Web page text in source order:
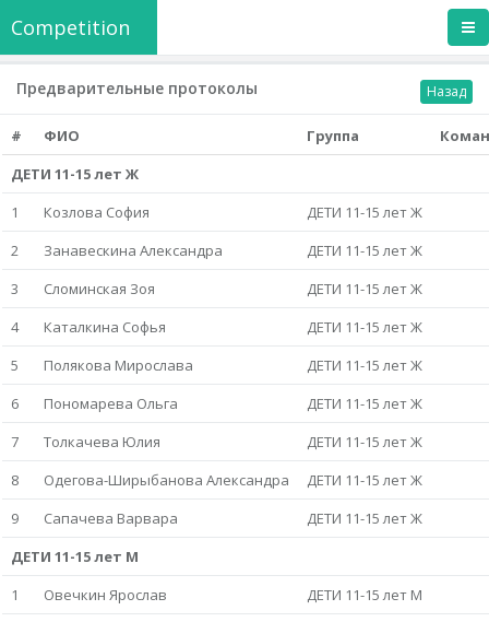
Competition
Предварительные протоколы Назад
# ФИО Группа
ДЕТИ 11-15 лет Ж
1
Козлова София
ДЕТИ 11-15 лет Ж
2
Занавескина Александра
ДЕТИ 11-15 лет Ж
3
Сломинская Зоя
ДЕТИ 11-15 лет Ж
4
Каталкина Софья
ДЕТИ 11-15 лет Ж
5
Полякова Мирослава
ДЕТИ 11-15 лет Ж
6
Пономарева Ольга
ДЕТИ 11-15 лет Ж
7
Толкачева Юлия
ДЕТИ 11-15 лет Ж
8
Одегова-Ширыбанова Александра
ДЕТИ 11-15 лет Ж
9
Сапачева Варвара
ДЕТИ 11-15 лет Ж
ДЕТИ 11-15 лет М
1
Овечкин Ярослав
ДЕТИ 11-15 лет М